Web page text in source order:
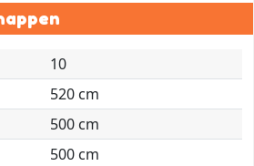
10
520 cm
500 cm
500 cm